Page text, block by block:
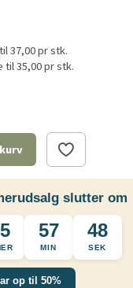
37,00pr stk.
til35,00pr stk.
slutter om
57
MIN
47
SEK
op til 50%